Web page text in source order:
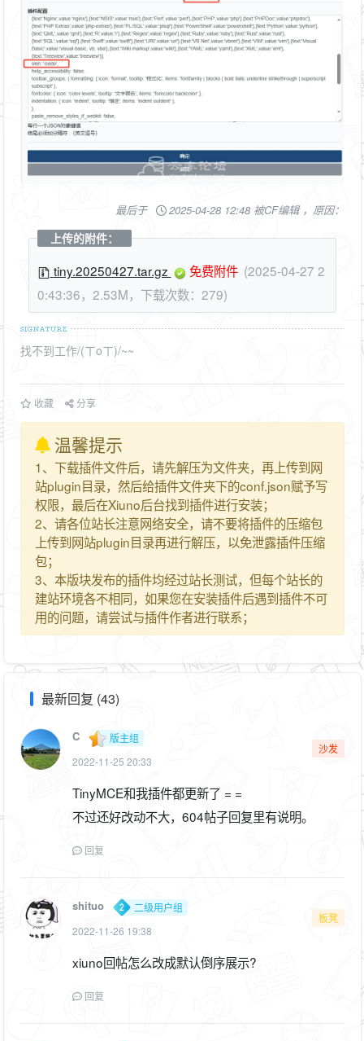
最后于 2025-04-28 12:48 被CF编辑 ，原因：
上传的附件：
tiny.20250427.tar.gz 免费附件 (2025-04-27 2
0:43:36，2.53M，下载次数：279)
找不到工作/(ㄒoㄒ)/~~
收藏 分享
温馨提示
1、下载插件文件后，请先解压为文件夹，再上传到网
站plugin目录，然后给插件文件夹下的conf.json赋予写
权限，最后在Xiuno后台找到插件进行安装；
2、请各位站长注意网络安全，请不要将插件的压缩包
上传到网站plugin目录再进行解压，以免泄露插件压缩
包；
3、本版块发布的插件均经过站长测试，但每个站长的
建站环境各不相同，如果您在安装插件后遇到插件不可
用的问题，请尝试与插件作者进行联系；
最新回复 (43)
C
版主组
2022-11-25 20:33
沙发
TinyMCE和我插件都更新了 = =
不过还好改动不大，604帖子回复里有说明。
回复
shituo
二级用户组
2022-11-26 19:38
板凳
xiuno回帖怎么改成默认倒序展示?
回复